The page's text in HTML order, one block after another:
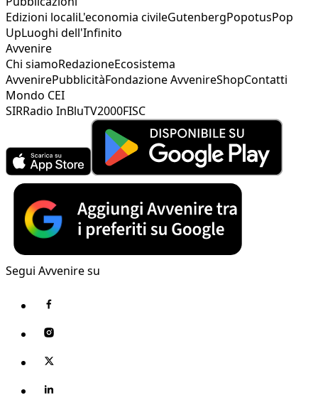
Edizioni localiL'economia civileGutenbergPopotusPop
UpLuoghi dell'Infinito
Avvenire
Chi siamoRedazioneEcosistema
AvvenirePubblicitàFondazione AvvenireShopContatti
Mondo CEI
SIRRadio InBluTV2000FISC
Segui Avvenire su